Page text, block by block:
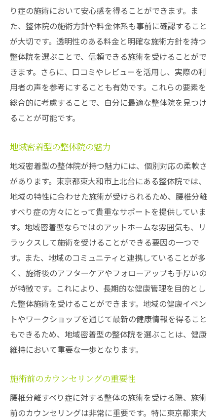
り症の施術において安心感を得ることができます。ま
た、整体院の施術方針や料金体系も事前に確認すること
が大切です。透明性のある料金と明確な施術方針を持つ
整体院を選ぶことで、信頼できる施術を受けることがで
きます。さらに、口コミやレビューを活用し、実際の利
用者の声を参考にすることも有効です。これらの要素を
総合的に考慮することで、自分に最適な整体院を見つけ
ることが可能です。
地域密着型の整体院の魅力
地域密着型の整体院が持つ魅力には、個別対応の柔軟さ
があります。東京都東大和市上北台にある整体院では、
地域の特性に合わせた施術が受けられるため、腰椎分離
すべり症の方々にとって貴重なサポートを提供していま
す。地域密着型ならではのアットホームな雰囲気も、リ
ラックスして施術を受けることができる要因の一つで
す。また、地域のコミュニティと連携していることが多
く、施術後のアフターケアやフォローアップも手厚いの
が特徴です。これにより、長期的な健康管理を目的とし
た整体施術を受けることができます。地域の健康イベン
トやワークショップを通じて最新の健康情報を得ること
もできるため、地域密着型の整体院を選ぶことは、健康
維持において重要な一歩となります。
施術前のカウンセリングの重要性
腰椎分離すべり症に対する整体の施術を受ける際、施術
前のカウンセリングは非常に重要です。特に東京都東大